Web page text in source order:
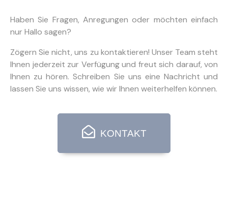
Haben Sie Fragen, Anregungen oder möchten einfach
nur Hallo sagen?
Zögern Sie nicht, uns zu kontaktieren! Unser Team steht
Ihnen jederzeit zur Verfügung und freut sich darauf, von
Ihnen zu hören. Schreiben Sie uns eine Nachricht und
lassen Sie uns wissen, wie wir Ihnen weiterhelfen können.
KONTAKT